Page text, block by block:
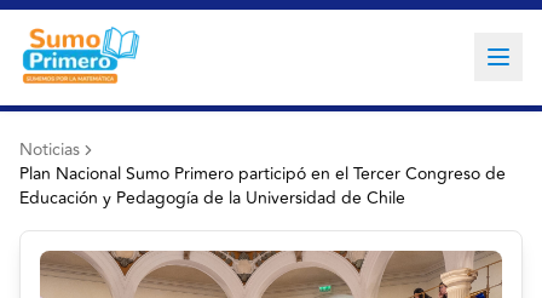
Noticias
Plan Nacional Sumo Primero participó en el Tercer Congreso de
Educación y Pedagogía de la Universidad de Chile